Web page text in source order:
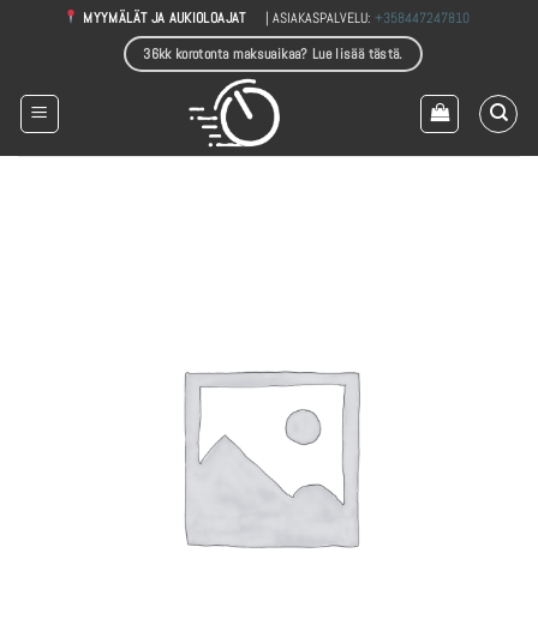
MYYMÄLÄT JA AUKIOLOAJAT | ASIAKASPALVELU:+358447247810
36kk korotonta maksuaikaa? Lue lisää tästä.